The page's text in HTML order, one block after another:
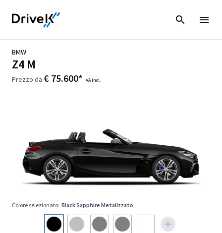
BMW
Z4 M
Prezzo da € 75.600* IVA incl.
Colore selezionato: Black Sapphire Metallzzato